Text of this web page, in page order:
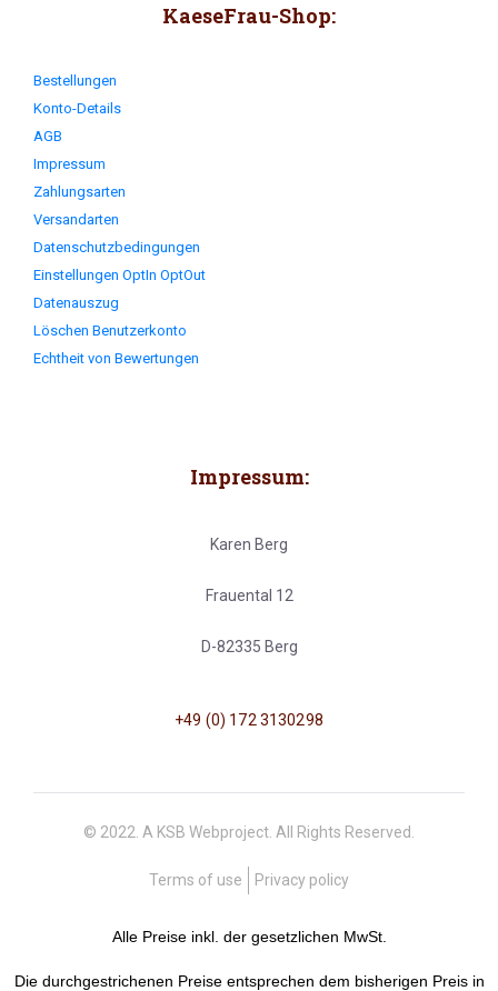
KaeseFrau-Shop:
Bestellungen
Konto-Details
AGB
Impressum
Zahlungsarten
Versandarten
Datenschutzbedingungen
Einstellungen OptIn OptOut
Datenauszug
Löschen Benutzerkonto
Echtheit von Bewertungen
Impressum:
Karen Berg
Frauental 12
D-82335 Berg
+49 (0) 172 3130298
© 2022. A KSB Webproject. All Rights Reserved.
Terms of use Privacy policy
Alle Preise inkl. der gesetzlichen MwSt.
Die durchgestrichenen Preise entsprechen dem bisherigen Preis in